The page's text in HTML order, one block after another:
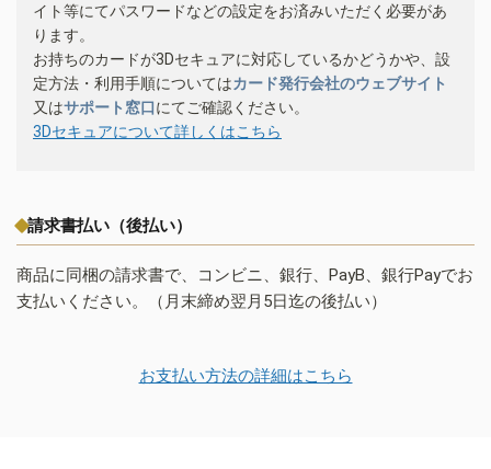
イト等にてパスワードなどの設定をお済みいただく必要があ
ります。
お持ちのカードが3Dセキュアに対応しているかどうかや、設
定方法・利用手順についてはカード発行会社のウェブサイト
又はサポート窓口にてご確認ください。
3Dセキュアについて詳しくはこちら
請求書払い（後払い）
商品に同梱の請求書で、コンビニ、銀行、PayB、銀行Payでお
支払いください。（月末締め翌月5日迄の後払い）
お支払い方法の詳細はこちら